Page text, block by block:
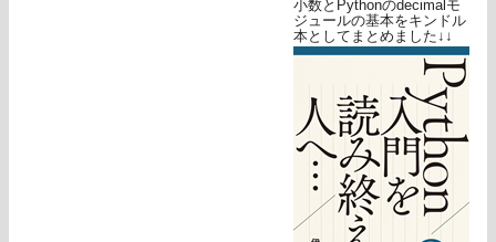
小数とPythonのdecimalモ
ジュールの基本をキンドル
本としてまとめました↓↓